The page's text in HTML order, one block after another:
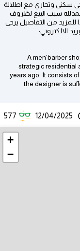
المجاز 1 يموقع مميز واستراتيجي سكني وتجاري مع اطلالة
والحمدلله سبب البيع لظروف
من التفاصيل يرجى
على الواتساب وشكرا لكم​ / موبايل + واتساب: +971506973397 - البريد الالكتروني:
A men'barber
strategic residential
years ago. It consists
the designer is
12/04/2025
577
+
−